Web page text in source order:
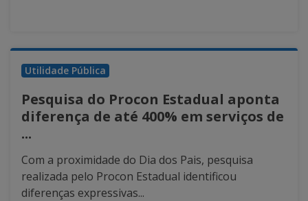
Utilidade Pública
Pesquisa do Procon Estadual aponta
diferença de até 400% em serviços de
...
Com a proximidade do Dia dos Pais, pesquisa
realizada pelo Procon Estadual identificou
diferenças expressivas...